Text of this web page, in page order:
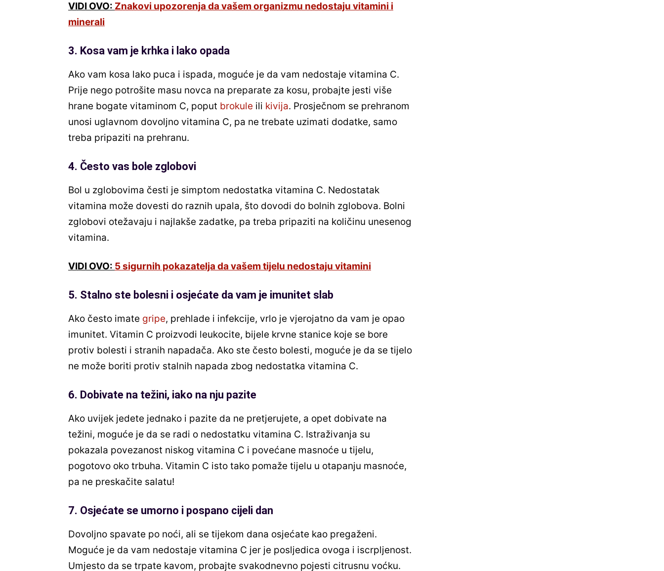
VIDI OVO: Znakovi upozorenja da vašem organizmu nedostaju vitamini i
minerali
3. Kosa vam je krhka i lako opada
Ako vam kosa lako puca i ispada, moguće je da vam nedostaje vitamina C.
Prije nego potrošite masu novca na preparate za kosu, probajte jesti više
hrane bogate vitaminom C, poput brokule ili kivija. Prosječnom se prehranom
unosi uglavnom dovoljno vitamina C, pa ne trebate uzimati dodatke, samo
treba pripaziti na prehranu.
4. Često vas bole zglobovi
Bol u zglobovima česti je simptom nedostatka vitamina C. Nedostatak
vitamina može dovesti do raznih upala, što dovodi do bolnih zglobova. Bolni
zglobovi otežavaju i najlakše zadatke, pa treba pripaziti na količinu unesenog
vitamina.
VIDI OVO: 5 sigurnih pokazatelja da vašem tijelu nedostaju vitamini
5. Stalno ste bolesni i osjećate da vam je imunitet slab
Ako često imate gripe, prehlade i infekcije, vrlo je vjerojatno da vam je opao
imunitet. Vitamin C proizvodi leukocite, bijele krvne stanice koje se bore
protiv bolesti i stranih napadača. Ako ste često bolesti, moguće je da se tijelo
ne može boriti protiv stalnih napada zbog nedostatka vitamina C.
6. Dobivate na težini, iako na nju pazite
Ako uvijek jedete jednako i pazite da ne pretjerujete, a opet dobivate na
težini, moguće je da se radi o nedostatku vitamina C. Istraživanja su
pokazala povezanost niskog vitamina C i povećane masnoće u tijelu,
pogotovo oko trbuha. Vitamin C isto tako pomaže tijelu u otapanju masnoće,
pa ne preskačite salatu!
7. Osjećate se umorno i pospano cijeli dan
Dovoljno spavate po noći, ali se tijekom dana osjećate kao pregaženi.
Moguće je da vam nedostaje vitamina C jer je posljedica ovoga i iscrpljenost.
Umjesto da se trpate kavom, probajte svakodnevno pojesti citrusnu voćku.